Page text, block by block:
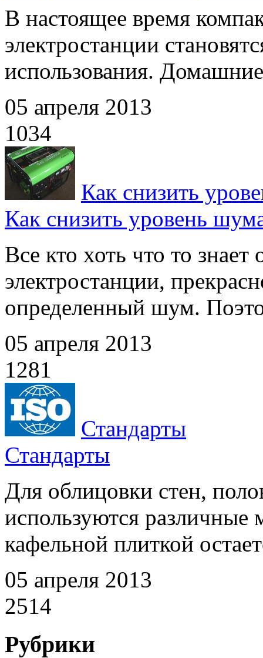
В настоящее время
электростанции
использования.
05 апреля 2013
1034
Как снизить
Как снизить уровень
Все кто хоть что то знает
электростанции,
определенный шум.
05 апреля 2013
1281
Стандарты
Стандарты
Для облицовки стен,
используются различные
кафельной плиткой
05 апреля 2013
2514
Рубрики